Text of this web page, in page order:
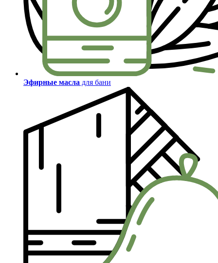
Эфирные масла для бани